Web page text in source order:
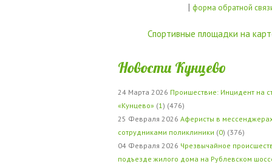
| форма обратной
Спортивные площадки на
Новости Кунцево
24 Марта 2026 Проишествие: Инцидент на
«Кунцево» (1 ) (476)
25 Февраля 2026 Аферисты в
сотрудниками поликлиники (0) (376)
04 Февраля 2026 Чрезвычайное
подъезде жилого дома на Рублевском